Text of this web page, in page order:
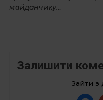
майданчику…
Залишити
Зайти з